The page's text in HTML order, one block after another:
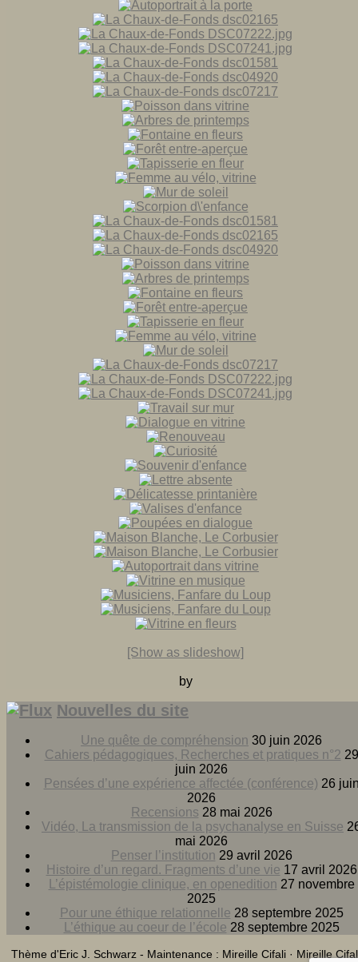
[Show as slideshow]
by
Nouvelles du site
Une quête de compréhension 30 juin 2026
Cahiers pédagogiques, Recherches et pratiques n°2 29
juin 2026
Pensées d’une expérience affectée (conférence) 26
2026
Recensions 28 mai 2026
Vidéo, La transmission de la psychanalyse en Suisse
mai 2026
Penser l’institution 29 avril 2026
Histoire d’un regard. Fragments d’une vie 17 avril 2026
L’épistémologie clinique, en openedition 27 novembre
2025
Pour une éthique relationnelle 28 septembre 2025
L’éthique au coeur de l’école 28 septembre 2025
Thème d'Eric J. Schwarz - Maintenance : Mireille Cifali · Mireille